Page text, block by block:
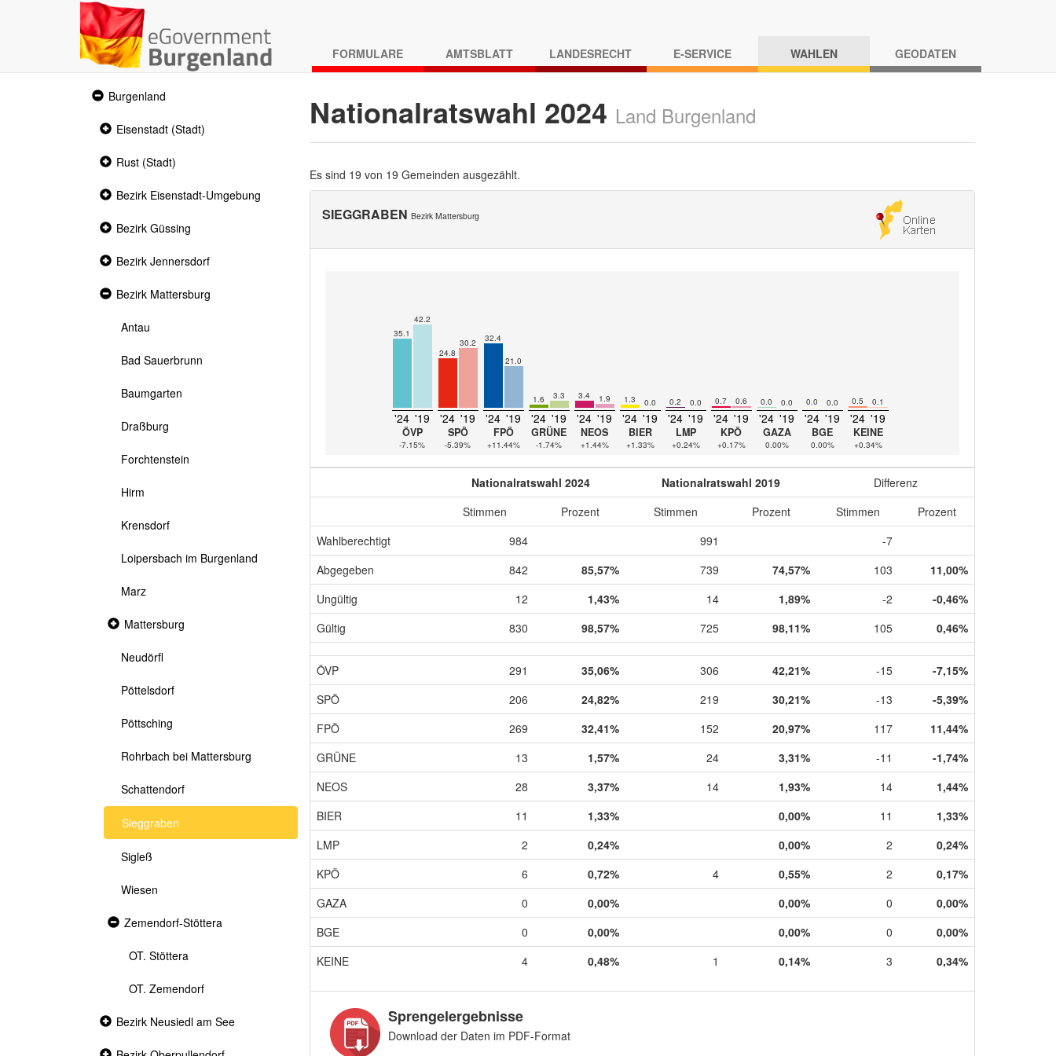
FORMULARE AMTSBLATT LANDESRECHT E-SERVICE WAHLEN GEODATEN
Expanded
section
Burgenland
Collapsed
Eisenstadt (Stadt)
Collapsed
section
Rust (Stadt)
Collapsed
Bezirk Eisenstadt-Umgebung
Collapsed
Bezirk Güssing
Collapsed
Bezirk Jennersdorf
Expanded
Bezirk Mattersburg
Antau
Bad Sauerbrunn
Baumgarten
Draßburg
Forchtenstein
Hirm
Krensdorf
Loipersbach im Burgenland
Marz
Collapsed
Mattersburg
Neudörfl
Pöttelsdorf
Pöttsching
Rohrbach bei Mattersburg
Schattendorf
Sieggraben
Sigleß
Wiesen
Expanded
Zemendorf-Stöttera
OT. Stöttera
OT. Zemendorf
Collapsed
Bezirk Neusiedl am See
Nationalratswahl 2024 Land Burgenland
Es sind 19 von 19 Gemeinden ausgezählt.
SIEGGRABEN Bezirk Mattersburg
35.1
42.2
'24 '19
ÖVP
-7.15%
24.8
30.2
'24 '19
SPÖ
-5.39%
32.4
21.0
'24 '19
FPÖ
+11.44%
1.6 3.3
'24 '19
GRÜNE
-1.74%
3.4 1.9
'24 '19
NEOS
+1.44%
1.3 0.0
'24 '19
BIER
+1.33%
0.2 0.0
'24 '19
LMP
+0.24%
0.7 0.6
'24 '19
KPÖ
+0.17%
0.0 0.0
'24 '19
GAZA
0.00%
0.0 0.0
'24 '19
BGE
0.00%
0.5 0.1
'24 '19
KEINE
+0.34%
Nationalratswahl 2024 Nationalratswahl 2019
Differenz
Stimmen
Prozent Stimmen Prozent Stimmen
Prozent
Wahlberechtigt
984 991
-7
Abgegeben
842 85,57% 739 74,57% 103
11,00%
Ungültig
12 1,43% 14 1,89% -2
-0,46%
Gültig
830 98,57% 725 98,11% 105 0,46%
ÖVP 291 35,06% 306 42,21% -15
-7,15%
SPÖ
206 24,82% 219 30,21% -13
-5,39%
FPÖ
269 32,41% 152 20,97% 117
11,44%
GRÜNE
13 1,57% 24 3,31% -11
-1,74%
NEOS
28 3,37% 14 1,93% 14
1,44%
BIER
11 1,33% 0,00% 11
1,33%
LMP
2 0,24% 0,00% 2
0,24%
KPÖ
6 0,72% 4 0,55% 2
0,17%
GAZA
0 0,00% 0,00% 0
0,00%
BGE
0 0,00% 0,00% 0
0,00%
KEINE
4 0,48% 1 0,14% 3 0,34%
Sprengelergebnisse
Download der Daten im PDF-Format